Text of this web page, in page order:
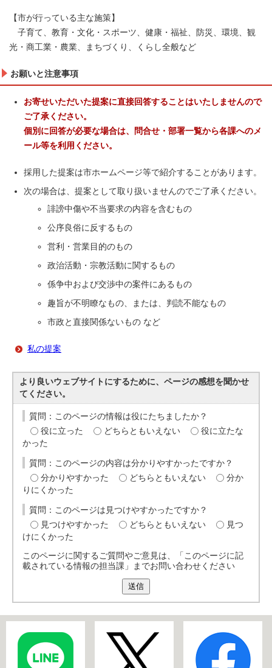
【市が行っている主な施策】
子育て、教育・文化・スポーツ、健康・福祉、防災、環境、観
光・商工業・農業、まちづくり、くらし全般など
お願いと注意事項
お寄せいただいた提案に直接回答することはいたしませんので
ご了承ください。
個別に回答が必要な場合は、問合せ・部署一覧から各課へのメ
ール等を利用ください。
採用した提案は市ホームページ等で紹介することがあります。
次の場合は、提案として取り扱いませんのでご了承ください。
誹謗中傷や不当要求の内容を含むもの
公序良俗に反するもの
営利・営業目的のもの
政治活動・宗教活動に関するもの
係争中および交渉中の案件にあるもの
趣旨が不明瞭なもの、または、判読不能なもの
市政と直接関係ないもの など
私の提案
より良いウェブサイトにするために、ページの感想を聞かせ
てください。
質問：このページの情報は役にたちましたか？
役に立った
どちらともいえない
役に立たな
かった
質問：このページの内容は分かりやすかったですか？
分かりやすかった
どちらともいえない
分か
りにくかった
質問：このページは見つけやすかったですか？
見つけやすかった
どちらともいえない
見つ
けにくかった
このページに関するご質問やご意見は、「このページに記
載されている情報の担当課」までお問い合わせください
送信